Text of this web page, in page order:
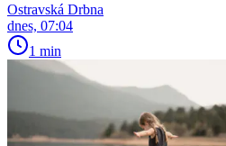
Ostravská Drbna
dnes, 07:04
1 min